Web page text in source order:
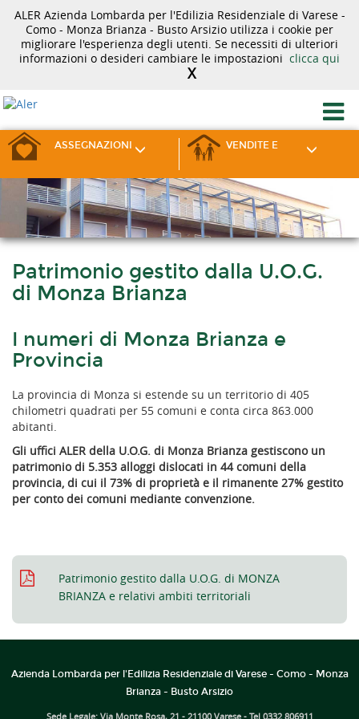
ALER Azienda Lombarda per l'Edilizia Residenziale di Varese -
Como - Monza Brianza - Busto Arsizio utilizza i cookie per
migliorare l'esperienza degli utenti. Se necessiti di ulteriori
informazioni o desideri cambiare le impostazioni clicca qui
X
ASSEGNAZIONI VENDITE E
Patrimonio gestito dalla U.O.G.
di Monza Brianza
I numeri di Monza Brianza e
Provincia
La provincia di Monza si estende su un territorio di 405
chilometri quadrati per 55 comuni e conta circa 863.000
abitanti.
Gli uffici ALER della U.O.G. di Monza Brianza gestiscono un
patrimonio di 5.353 alloggi dislocati in 44 comuni della
provincia, di cui il 73% di proprietà e il rimanente 27% gestito
per conto dei comuni mediante convenzione.
Patrimonio gestito dalla U.O.G. di MONZA
BRIANZA e relativi ambiti territoriali
Azienda Lombarda per l'Edilizia Residenziale di Varese - Como - Monza
Brianza - Busto Arsizio
Sede Legale: Via Monte Rosa, 21 - 21100 Varese - Tel 0332 806911